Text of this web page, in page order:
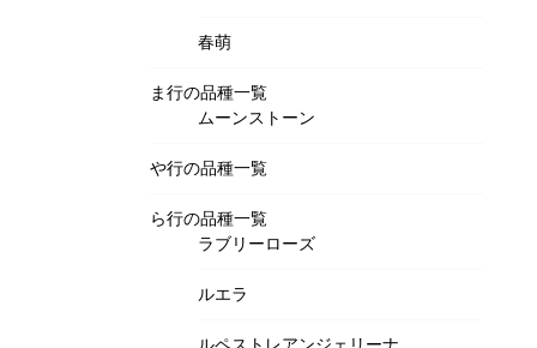
春萌
ま行の品種一覧
ムーンストーン
や行の品種一覧
ら行の品種一覧
ラブリーローズ
ルエラ